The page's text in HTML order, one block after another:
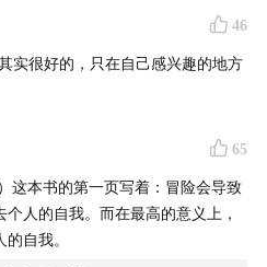
》
46
实很好的，只在自己感兴趣的地方
65
这本书的第一页写着：冒险会导致
人的自我。而在最高的意义上，
自我。